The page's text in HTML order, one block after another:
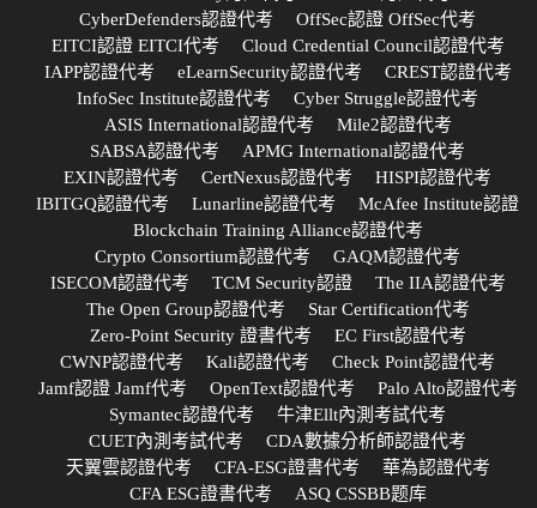
CyberDefenders認證代考
OffSec認證 OffSec代考
EITCI認證 EITCI代考
Cloud Credential Council認證代考
IAPP認證代考
eLearnSecurity認證代考
CREST認證代考
InfoSec Institute認證代考
Cyber Struggle認證代考
ASIS International認證代考
Mile2認證代考
SABSA認證代考
APMG International認證代考
EXIN認證代考
CertNexus認證代考
HISPI認證代考
IBITGQ認證代考
Lunarline認證代考
McAfee Institute認證
Blockchain Training Alliance認證代考
Crypto Consortium認證代考
GAQM認證代考
ISECOM認證代考
TCM Security認證
The IIA認證代考
The Open Group認證代考
Star Certification代考
Zero-Point Security 證書代考
EC First認證代考
CWNP認證代考
Kali認證代考
Check Point認證代考
Jamf認證 Jamf代考
OpenText認證代考
Palo Alto認證代考
Symantec認證代考
牛津Ellt內測考試代考
CUET內測考試代考
CDA數據分析師認證代考
天翼雲認證代考
CFA-ESG證書代考
華為認證代考
CFA ESG證書代考
ASQ CSSBB题库